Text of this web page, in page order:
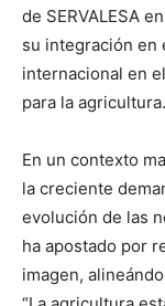
de SERVALESA
su integración en
internacional en
para la agricultura.
En un contexto
la creciente
evolución de las
ha apostado por
imagen,